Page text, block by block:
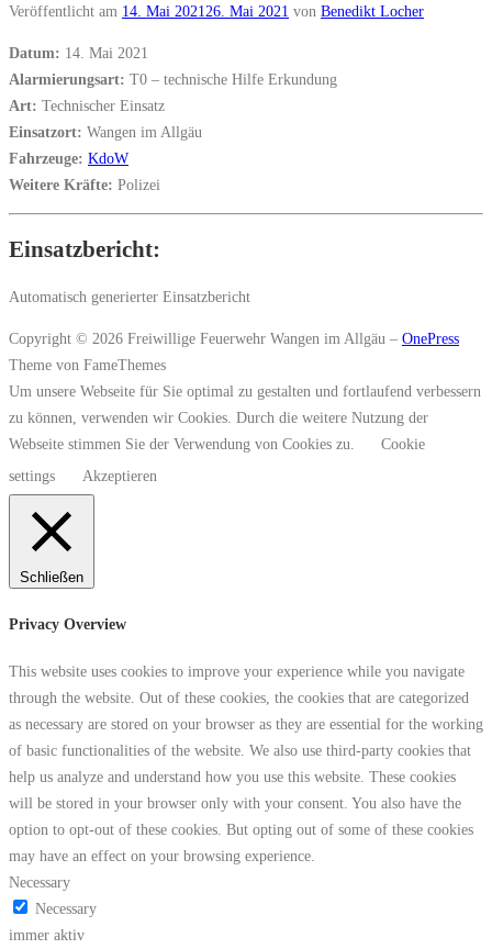
Veröffentlicht am 14. Mai 202126. Mai 2021 von Benedikt Locher
Datum: 14. Mai 2021
Alarmierungsart: T0 – technische Hilfe Erkundung
Art: Technischer Einsatz
Einsatzort: Wangen im Allgäu
Fahrzeuge: KdoW
Weitere Kräfte: Polizei
Einsatzbericht:
Automatisch generierter Einsatzbericht
Copyright © 2026 Freiwillige Feuerwehr Wangen im Allgäu – OnePress
Theme von FameThemes
Um unsere Webseite für Sie optimal zu gestalten und fortlaufend verbessern
zu können, verwenden wir Cookies. Durch die weitere Nutzung der
Webseite stimmen Sie der Verwendung von Cookies zu.
Cookie
settings
Akzeptieren
Schließen
Privacy Overview
This website uses cookies to improve your experience while you navigate
through the website. Out of these cookies, the cookies that are categorized
as necessary are stored on your browser as they are essential for the working
of basic functionalities of the website. We also use third-party cookies that
help us analyze and understand how you use this website. These cookies
will be stored in your browser only with your consent. You also have the
option to opt-out of these cookies. But opting out of some of these cookies
may have an effect on your browsing experience.
Necessary
Necessary
immer aktiv